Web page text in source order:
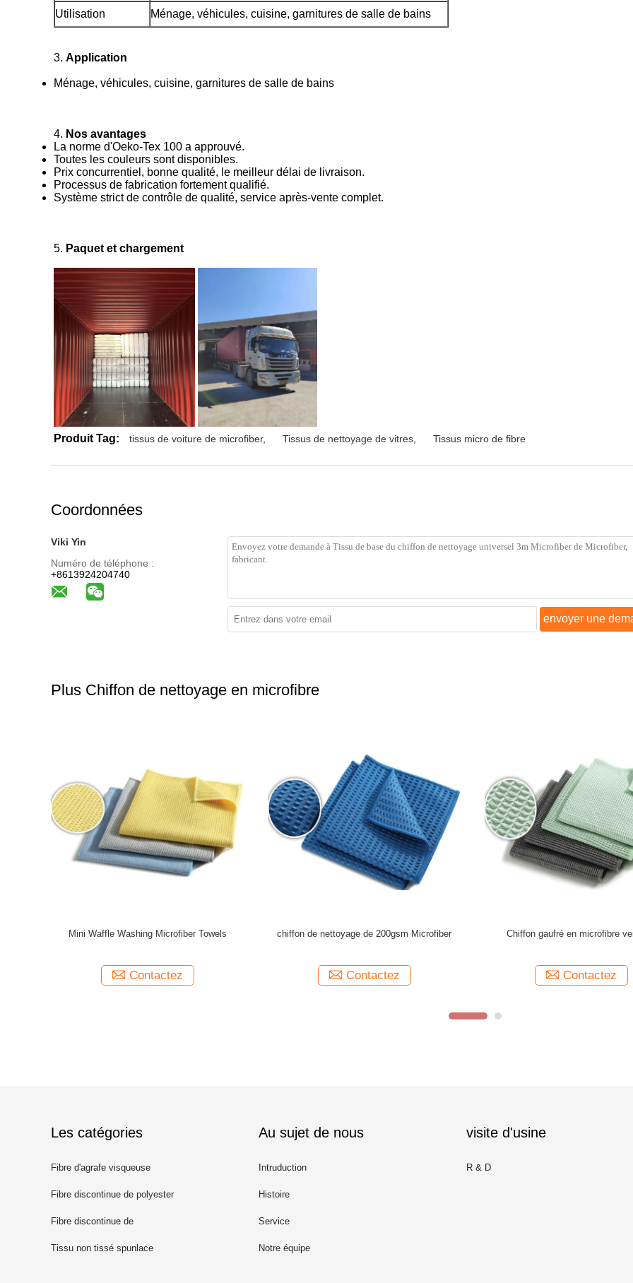
Utilisation Ménage, véhicules, cuisine, garnitures de salle de bains
3. Application
Ménage, véhicules, cuisine, garnitures de salle de bains
4. Nos avantages
La norme d'Oeko-Tex 100 a approuvé.
Toutes les couleurs sont disponibles.
Prix concurrentiel, bonne qualité, le meilleur délai de livraison.
Processus de fabrication fortement qualifié.
Système strict de contrôle de qualité, service après-vente complet.
5. Paquet et chargement
Produit Tag: tissus de voiture de microfiber, Tissus de nettoyage de vitres Tissus micro de fibre
Coordonnées
Viki Yin
Numéro de téléphone :
+8613924204740
envoyer une
Plus Chiffon de nettoyage en microfibre
Mini Waffle Washing Microfiber Towels
Contactez
chiffon de nettoyage de 200gsm Microfiber
Contactez
Chiffon gaufré en microfibre
Contactez
Les catégories
Fibre d'agrafe visqueuse
Fibre discontinue de polyester
recyclé
Fibre discontinue de
polypropylène
Tissu non tissé spunlace
Au sujet de nous
Intruduction
Histoire
Service
Notre équipe
visite d'usine
R & D